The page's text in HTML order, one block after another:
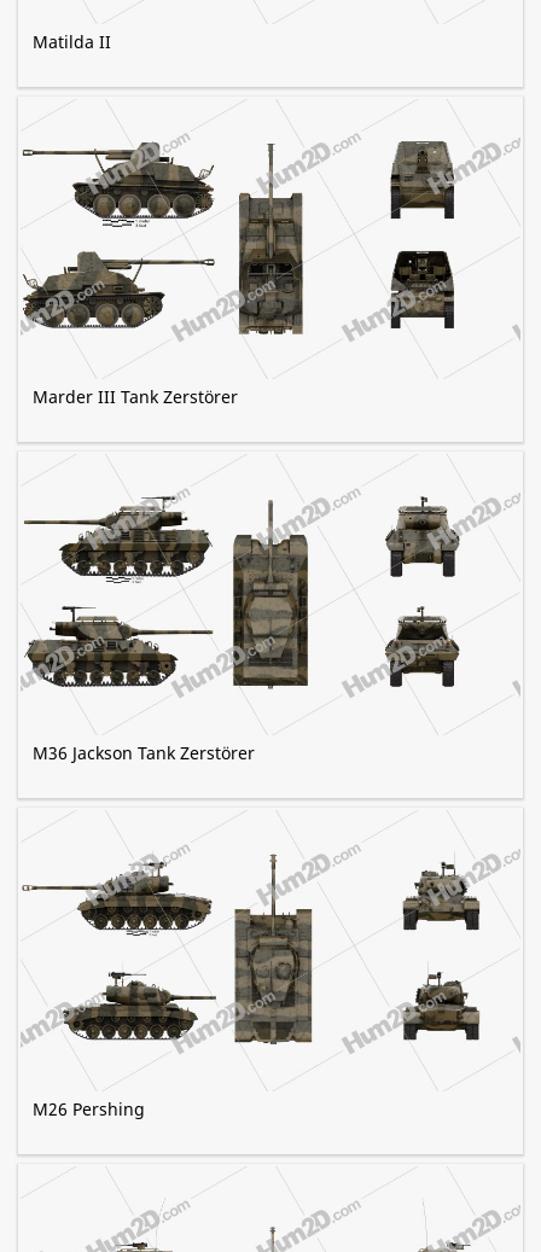
Matilda II
Marder III Tank Zerstörer
M36 Jackson Tank Zerstörer
M26 Pershing